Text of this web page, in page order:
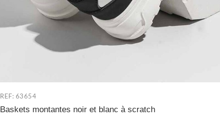
REF: 63654
Baskets montantes noir et blanc à scratch